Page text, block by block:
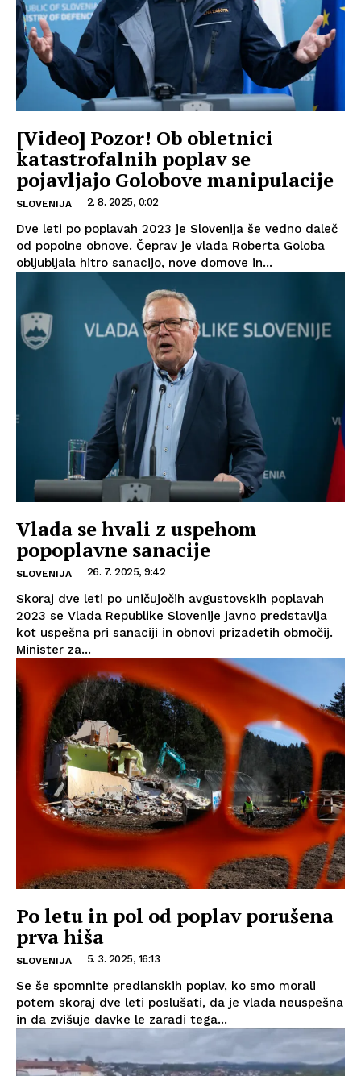
[Video] Pozor! Ob obletnici
katastrofalnih poplav se
pojavljajo Golobove manipulacije
SLOVENIJA 2. 8. 2025, 0:02
Dve leti po poplavah 2023 je Slovenija še vedno daleč
od popolne obnove. Čeprav je vlada Roberta Goloba
obljubljala hitro sanacijo, nove domove in...
Vlada se hvali z uspehom
popoplavne sanacije
SLOVENIJA 26. 7. 2025, 9:42
Skoraj dve leti po uničujočih avgustovskih poplavah
2023 se Vlada Republike Slovenije javno predstavlja
kot uspešna pri sanaciji in obnovi prizadetih območij.
Minister za...
Po letu in pol od poplav porušena
prva hiša
SLOVENIJA 5. 3. 2025, 16:13
Se še spomnite predlanskih poplav, ko smo morali
potem skoraj dve leti poslušati, da je vlada neuspešna
in da zvišuje davke le zaradi tega...